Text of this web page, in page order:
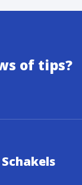
of tips?